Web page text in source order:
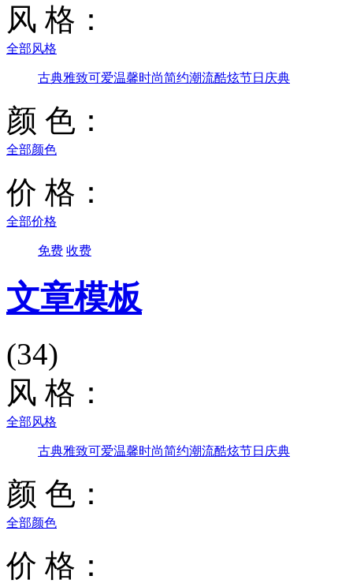
风 格：
全部风格
古典雅致可爱温馨时尚简约潮流酷炫节日庆典
颜 色：
全部颜色
价 格：
全部价格
免费 收费
文章模板
(34)
风 格：
全部风格
古典雅致可爱温馨时尚简约潮流酷炫节日庆典
颜 色：
全部颜色
价 格：